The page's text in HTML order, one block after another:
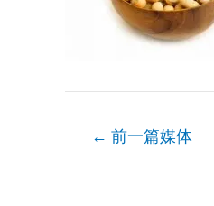
← 前一篇媒体